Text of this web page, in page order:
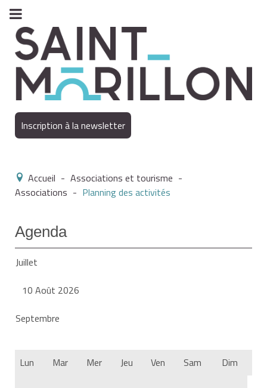
Inscription à la newsletter
Accueil - Associations et tourisme -
Associations - Planning des activités
Agenda
Juillet
10 Août 2026
Septembre
Lun Mar Mer Jeu Ven Sam Dim